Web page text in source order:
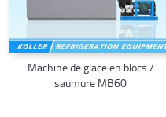
Machine de glace en blocs /
saumure MB60